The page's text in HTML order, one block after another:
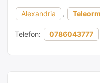
Alexandria ,
Telefon: 0786043777